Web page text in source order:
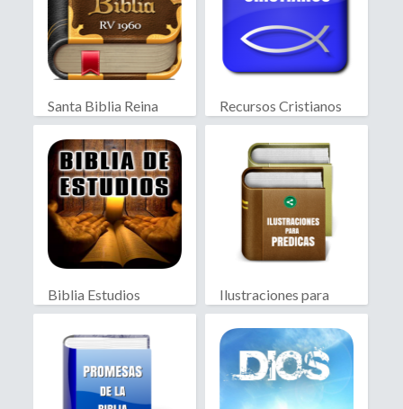
Santa Biblia Reina
Valera
Recursos Cristianos
Biblia Estudios
Bíblicos
Ilustraciones para
Predicas